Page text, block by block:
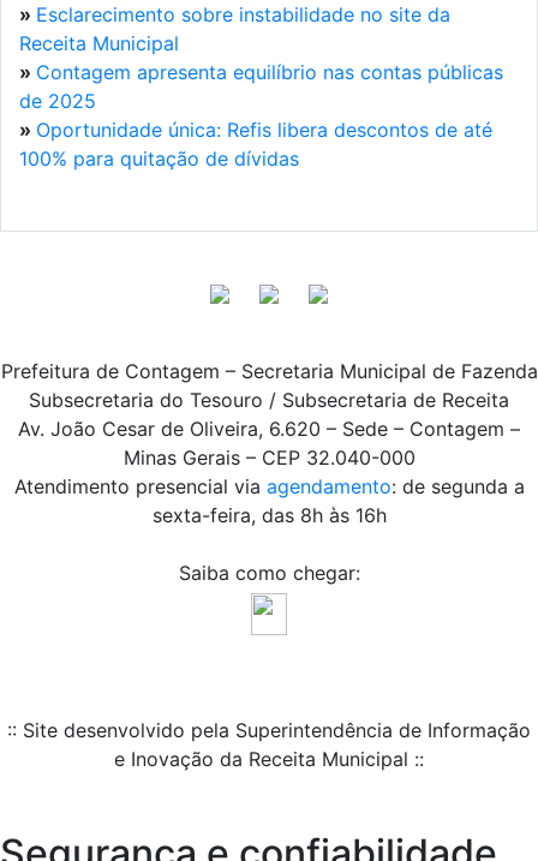
» Esclarecimento sobre instabilidade no site da
Receita Municipal
» Contagem apresenta equilíbrio nas contas públicas
de 2025
» Oportunidade única: Refis libera descontos de até
100% para quitação de dívidas
Prefeitura de Contagem – Secretaria Municipal de Fazenda
Subsecretaria do Tesouro / Subsecretaria de Receita
Av. João Cesar de Oliveira, 6.620 – Sede – Contagem –
Minas Gerais – CEP 32.040-000
Atendimento presencial via agendamento: de segunda a
sexta-feira, das 8h às 16h
Saiba como chegar:
:: Site desenvolvido pela Superintendência de Informação
e Inovação da Receita Municipal ::